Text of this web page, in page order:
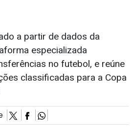
a partir de dados da
especializada
no futebol, e reúne
classificadas para a Copa